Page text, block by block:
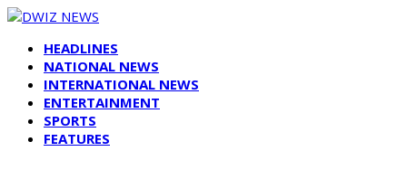
HEADLINES
NATIONAL NEWS
INTERNATIONAL NEWS
ENTERTAINMENT
SPORTS
FEATURES